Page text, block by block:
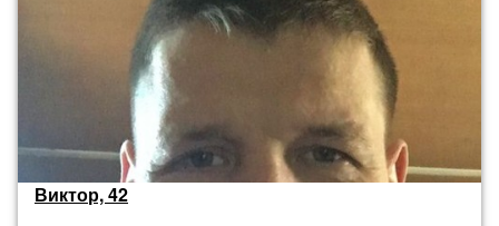
Виктор, 42